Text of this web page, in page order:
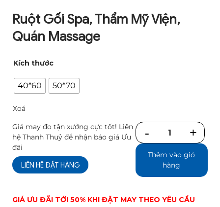
Ruột Gối Spa, Thẩm Mỹ Viện,
Quán Massage
Kích thước
40*60 50*70
Xoá
Giá may đo tận xưởng cực tốt! Liên
hệ Thanh Thuỷ để nhận báo giá Ưu
đãi
LIÊN HỆ ĐẶT HÀNG
Số
lượng
Thêm vào giỏ
hàng
GIÁ ƯU ĐÃI TỚI 50% KHI ĐẶT MAY THEO YÊU CẦU